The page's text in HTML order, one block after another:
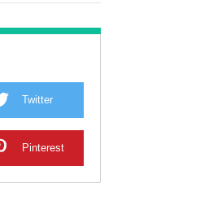
Twitter
Pinterest